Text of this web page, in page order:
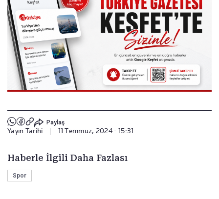
Paylaş
Yayın Tarihi 11 Temmuz, 2024 - 15:31
Haberle İlgili Daha Fazlası
Spor